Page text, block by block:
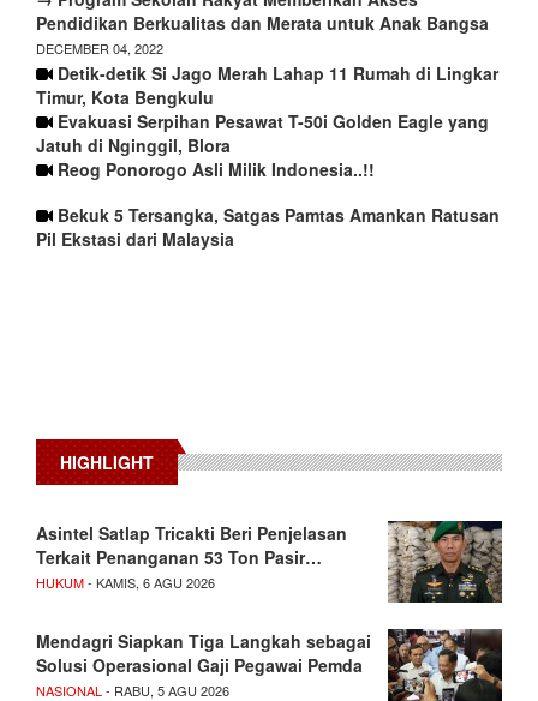
Pendidikan Berkualitas dan Merata untuk Anak Bangsa
DECEMBER 04, 2022
Detik-detik Si Jago Merah Lahap 11 Rumah di Lingkar
Timur, Kota Bengkulu
Evakuasi Serpihan Pesawat T-50i Golden Eagle yang
Jatuh di Nginggil, Blora
Reog Ponorogo Asli Milik Indonesia..!!
Bekuk 5 Tersangka, Satgas Pamtas Amankan Ratusan
Pil Ekstasi dari Malaysia
HIGHLIGHT
Asintel Satlap Tricakti Beri Penjelasan
Terkait Penanganan 53 Ton Pasir…
HUKUM- KAMIS, 6 AGU 2026
Mendagri Siapkan Tiga Langkah sebagai
Solusi Operasional Gaji Pegawai Pemda
NASIONAL - RABU, 5 AGU 2026